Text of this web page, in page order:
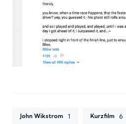
John Wikstrom 1 Kurzfilm 6